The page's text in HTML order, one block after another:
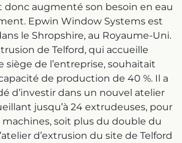
donc augmenté son besoin en eau
Epwin Window Systems est
le Shropshire, au Royaume-Uni.
de Telford, qui accueille
siège de l’entreprise, souhaitait
de production de 40 %. Il a
d’investir dans un nouvel atelier
jusqu’à 24 extrudeuses, pour
machines, soit plus du double du
d’extrusion du site de Telford